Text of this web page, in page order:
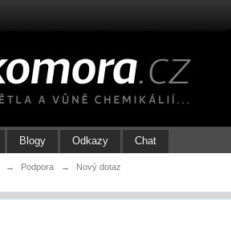
Blogy Odkazy Chat
→ Podpora → Nový dotaz